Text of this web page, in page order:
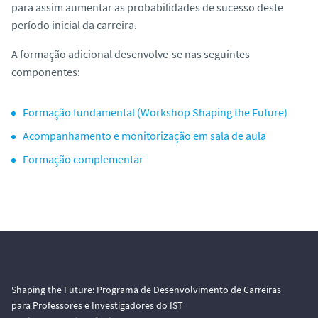
para assim aumentar as probabilidades de sucesso deste
período inicial da carreira.
A formação adicional desenvolve-se nas seguintes
componentes:
Formação fundamental (Workshop Shaping the Future)
Acompanhamento e monitorização em sala de aula
Formação complementar
Shaping the Future: Programa de Desenvolvimento de Carreiras
para Professores e Investigadores do IST